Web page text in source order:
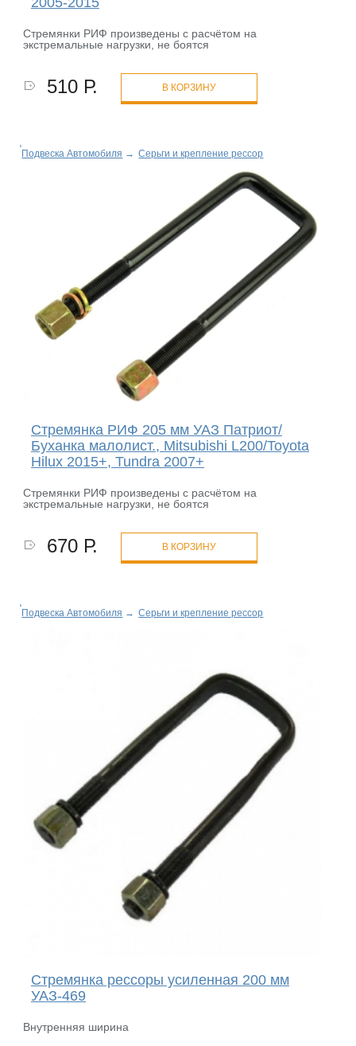
Cтремянки РИФ произведены с расчётом на
экстремальные нагрузки, не боятся
510 Р. В КОРЗИНУ
Подвеска Автомобиля → Серьги и крепление рессор
Стремянка РИФ 205 мм УАЗ Патриот/
Буханка малолист., Mitsubishi L200/Toyota
Hilux 2015+, Tundra 2007+
Cтремянки РИФ произведены с расчётом на
экстремальные нагрузки, не боятся
670 Р. В КОРЗИНУ
Подвеска Автомобиля → Серьги и крепление рессор
Стремянка рессоры усиленная 200 мм
УАЗ-469
Внутренняя ширина